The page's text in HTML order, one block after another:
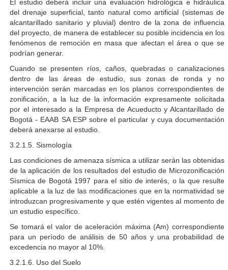
El estudio deberá incluir una evaluación hidrológica e hidráulica
del drenaje superficial, tanto natural como artificial (sistemas de
alcantarillado sanitario y pluvial) dentro de la zona de influencia
del proyecto, de manera de establecer su posible incidencia en los
fenómenos de remoción en masa que afectan el área o que se
podrían generar.
Cuando se presenten ríos, caños, quebradas o canalizaciones
dentro de las áreas de estudio, sus zonas de ronda y no
intervención serán marcadas en los planos correspondientes de
zonificación, a la luz de la información expresamente solicitada
por el interesado a la Empresa de Acueducto y Alcantarillado de
Bogotá - EAAB SA ESP sobre el particular y cuya documentación
deberá anexarse al estudio.
3.2.1.5. Sismología
Las condiciones de amenaza sísmica a utilizar serán las obtenidas
de la aplicación de los resultados del estudio de Microzonificación
Sísmica de Bogotá 1997 para el sitio de interés, o la que resulte
aplicable a la luz de las modificaciones que en la normatividad se
introduzcan progresivamente y que estén vigentes al momento de
un estudio específico.
Se tomará el valor de aceleración máxima (Am) correspondiente
para un período de análisis de 50 años y una probabilidad de
excedencia no mayor al 10%.
3.2.1.6. Uso del Suelo